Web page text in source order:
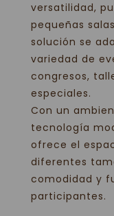
versatilidad,
pequeñas
solución se
variedad de
congresos,
especiales.
Con un
tecnología
ofrece el
diferentes
comodidad y
participantes.